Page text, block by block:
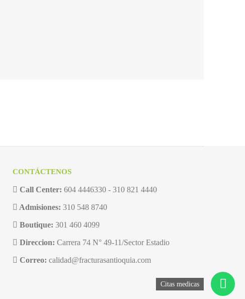
Citas medicas
CONTÁCTENOS
Call Center: 604 4446330 - 310 821 4440
Admisiones: 310 548 8740
Boutique: 301 460 4099
Direccion: Carrera 74 N° 49-11/Sector Estadio
Correo: calidad@fracturasantioquia.com